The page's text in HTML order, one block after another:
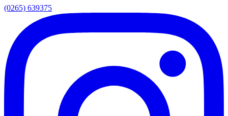
(0265) 639375